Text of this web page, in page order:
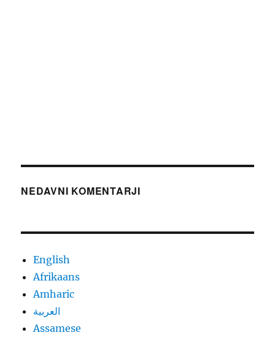
NEDAVNI KOMENTARJI
English
Afrikaans
Amharic
العربية
Assamese